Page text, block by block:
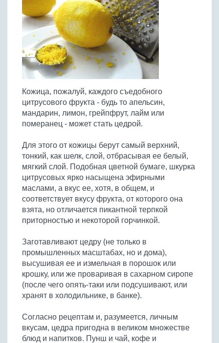
Из яиц и другие
Холодные супы
Супы-пюре
Молочные супы
Сладкие супы
Отварное мясо
Запеченное мясо
Тушеное мясо
Из мясного фарша
Из субпродуктов
Жареная рыба
Отварная и паровая
Запеченная рыба
Тушеная рыба
Из рыбного фарша
Морепродукты
Суши и роллы
Вся птица
Жареная птица
Отварная птица
Запеченная птица
Тушеная птица
Из фарша птицы
Из субпродуктов птицы
Овощи
Все овощи
Жареные овощи
Отварные овощи
Тушеные овощи
Запеченные овощи
Выпечка
Вся выпечка
Торты и пирожные
Пироги и пирожки
Кексы и маффины
Печенье и булочки
Пиццы
Кремы
Соусы
Все соусы
Соусы к мясу
Соусы к рыбе
Соусы к овощам
Другие соусы
Все напитки
Алкогольные напитки
Заготовки
Все заготовки
Овощи
Грибы
Другие заготовки
Десерты
Конфеты и сладости
Десерты
Ещё...
Молочные продукты
Пельмени, вареники
Макароны
Грибы
Бобовые
Яйца
Крупы
Кожица, пожалуй, каждого съедобного
цитрусового фрукта - будь то апельсин,
мандарин, лимон, грейпфрут, лайм или
померанец - может стать цедрой.
Для этого от кожицы берут самый верхний,
тонкий, как шелк, слой, отбрасывая ее белый,
мягкий слой. Подобная цветной бумаге, шкурка
цитрусовых ярко насыщена эфирными
маслами, а вкус ее, хотя, в общем, и
соответствует вкусу фрукта, от которого она
взята, но отличается пикантной терпкой
приторностью и некоторой горчинкой.
Заготавливают цедру (не только в
промышленных масштабах, но и дома),
высушивая ее и измельчая в порошок или
крошку, или же проваривая в сахарном сиропе
(после чего опять-таки или подсушивают, или
хранят в холодильнике, в банке).
Согласно рецептам и, разумеется, личным
вкусам, цедра пригодна в великом множестве
блюд и напитков. Пунш и чай, кофе и